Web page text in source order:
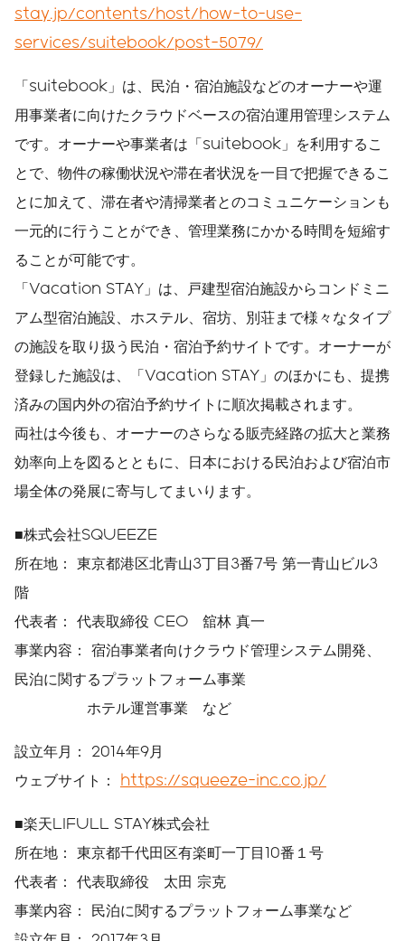
stay.jp/contents/host/how-to-use-
services/suitebook/post-5079/
「suitebook」は、民泊・宿泊施設などのオーナーや運
用事業者に向けたクラウドベースの宿泊運用管理システム
です。オーナーや事業者は「suitebook」を利用するこ
とで、物件の稼働状況や滞在者状況を一目で把握できるこ
とに加えて、滞在者や清掃業者とのコミュニケーションも
一元的に行うことができ、管理業務にかかる時間を短縮す
ることが可能です。
「Vacation STAY」は、戸建型宿泊施設からコンドミニ
アム型宿泊施設、ホステル、宿坊、別荘まで様々なタイプ
の施設を取り扱う民泊・宿泊予約サイトです。オーナーが
登録した施設は、「Vacation STAY」のほかにも、提携
済みの国内外の宿泊予約サイトに順次掲載されます。
両社は今後も、オーナーのさらなる販売経路の拡大と業務
効率向上を図るとともに、日本における民泊および宿泊市
場全体の発展に寄与してまいります。
■株式会社SQUEEZE
所在地： 東京都港区北青山3丁目3番7号 第一青山ビル3
階
代表者： 代表取締役 CEO 舘林 真一
事業内容： 宿泊事業者向けクラウド管理システム開発、
民泊に関するプラットフォーム事業
ホテル運営事業 など
設立年月： 2014年9月
ウェブサイト： https://squeeze-inc.co.jp/
■楽天LIFULL STAY株式会社
所在地： 東京都千代田区有楽町一丁目10番１号
代表者： 代表取締役 太田 宗克
事業内容： 民泊に関するプラットフォーム事業など